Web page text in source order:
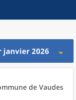
janvier 2026
de Vaudes